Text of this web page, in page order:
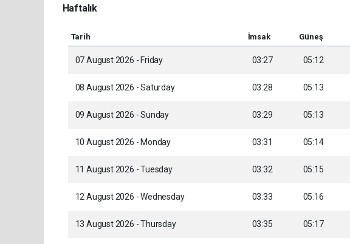
Haftalık
Tarih İmsak Güneş
07 August 2026 - Friday 03:27 05:12
08 August 2026 - Saturday 03:28 05:13
09 August 2026 - Sunday 03:29 05:13
10 August 2026 - Monday 03:31 05:14
11 August 2026 - Tuesday 03:32 05:15
12 August 2026 - Wednesday 03:33 05:16
13 August 2026 - Thursday 03:35 05:17